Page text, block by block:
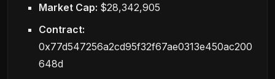
Market Cap: $28,342,905
Contract:
0x77d547256a2cd95f32f67ae0313e450ac200
648d